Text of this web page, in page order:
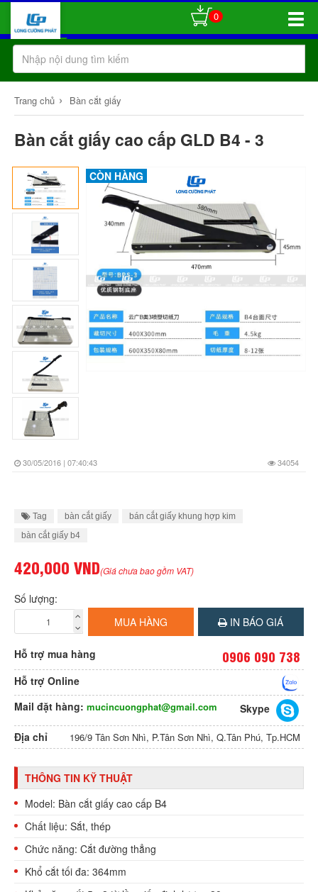
Toggle
0
Trang chủ › Bàn cắt giấy
Bàn cắt giấy cao cấp GLD B4 - 3
CÒN HÀNG
30/05/2016 | 07:40:43 34054
Tag bàn cắt giấy
bán cắt giấy khung hợp kim
bàn cắt giấy b4
420,000 VND(Giá chưa bao gồm VAT)
Số lượng:
MUA HÀNG
IN BÁO GIÁ
Hỗ trợ mua hàng 0906 090 738
Hỗ trợ Online
Mail đặt hàng: mucincuongphat@gmail.com
Skype
Địa chỉ
196/9 Tân Sơn Nhì, P.Tân Sơn Nhì, Q.Tân Phú, Tp.HCM
THÔNG TIN KỸ THUẬT
Model: Bàn cắt giấy cao cấp B4
Chất liệu: Sắt, thép
Chức năng: Cắt đường thẳng
Khổ cắt tối đa: 364mm